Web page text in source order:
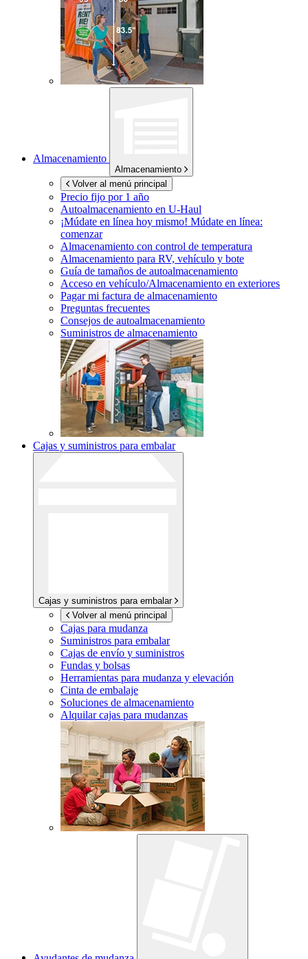
Almacenamiento
Almacenamiento
Volver al menú principal
Precio fijo por 1 año
Autoalmacenamiento en U-Haul
¡Múdate en línea hoy mismo! Múdate en línea:
comenzar
Almacenamiento con control de temperatura
Almacenamiento para RV, vehículo y bote
Guía de tamaños de autoalmacenamiento
Acceso en vehículo/Almacenamiento en exteriores
Pagar mi factura de almacenamiento
Preguntas frecuentes
Consejos de autoalmacenamiento
Suministros de almacenamiento
Cajas y suministros para embalar
Cajas y suministros para embalar
Volver al menú principal
Cajas para mudanza
Suministros para embalar
Cajas de envío y suministros
Fundas y bolsas
Herramientas para mudanza y elevación
Cinta de embalaje
Soluciones de almacenamiento
Alquilar cajas para mudanzas